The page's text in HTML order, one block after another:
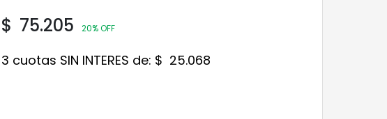
$ 75.205 20% OFF
3 cuotas SIN INTERES de: $ 25.068